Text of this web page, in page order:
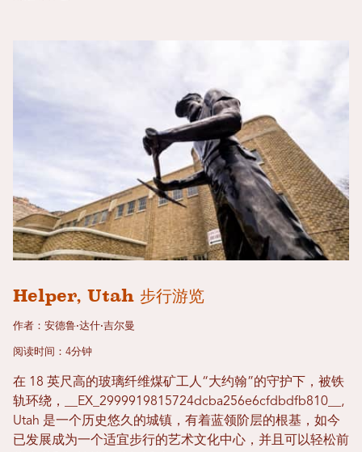
Helper, Utah 步行游览
作者：安德鲁·达什·吉尔曼
阅读时间：4分钟
在 18 英尺高的玻璃纤维煤矿工人“大约翰”的守护下，被铁
轨环绕，__EX_2999919815724dc​​ba256e6cfdbdfb810__,
Utah 是一个历史悠久的城镇，有着蓝领阶层的根基，如今
已发展成为一个适宜步行的艺术文化中心，并且可以轻松前